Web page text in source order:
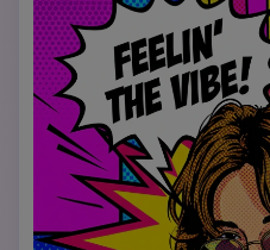
dipertahankan dengan
tekstur ilustrasi yang
disederhanakan. Jika ada
lucu, berbulu, dan
dalam gaya yang
lembut, dengan nada
Pencahayaan merata
dramatis. Komposisi
terpusat dan seimbang.
gembira, intim dan ramah,